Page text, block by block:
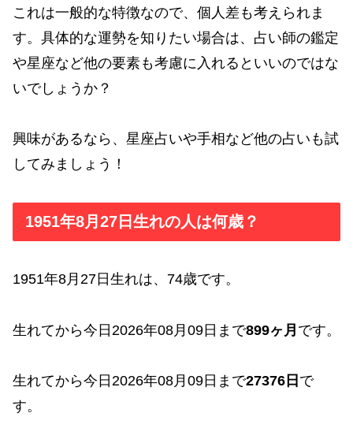
これは一般的な特徴なので、個人差も考えられま
す。具体的な運勢を知りたい場合は、占い師の鑑定
や星座など他の要素も考慮に入れるといいのではな
いでしょうか？
興味があるなら、星座占いや手相など他の占いも試
してみましょう！
1951年8月27日生れの人は何歳？
1951年8月27日生れは、74歳です。
生れてから今日2026年08月09日まで899ヶ月 です。
生れてから今日2026年08月09日まで27376日 で
す。